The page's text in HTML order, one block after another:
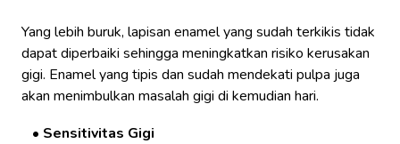
Yang lebih buruk, lapisan enamel yang sudah terkikis tidak
dapat diperbaiki sehingga meningkatkan risiko kerusakan
gigi. Enamel yang tipis dan sudah mendekati pulpa juga
akan menimbulkan masalah gigi di kemudian hari.
Sensitivitas Gigi